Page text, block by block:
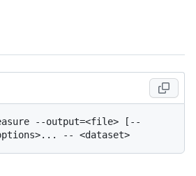
--output=<file> [--